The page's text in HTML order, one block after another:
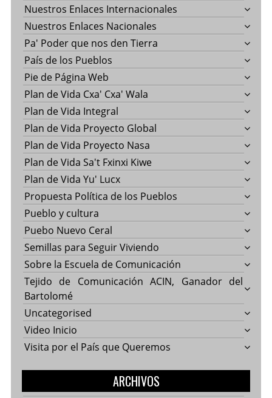
Nuestros Enlaces Internacionales
Nuestros Enlaces Nacionales
Pa' Poder que nos den Tierra
País de los Pueblos
Pie de Página Web
Plan de Vida Cxa' Cxa' Wala
Plan de Vida Integral
Plan de Vida Proyecto Global
Plan de Vida Proyecto Nasa
Plan de Vida Sa't Fxinxi Kiwe
Plan de Vida Yu' Lucx
Propuesta Política de los Pueblos
Pueblo y cultura
Puebo Nuevo Ceral
Semillas para Seguir Viviendo
Sobre la Escuela de Comunicación
Tejido de Comunicación ACIN, Ganador del
Bartolomé
Uncategorised
Video Inicio
Visita por el País que Queremos
ARCHIVOS